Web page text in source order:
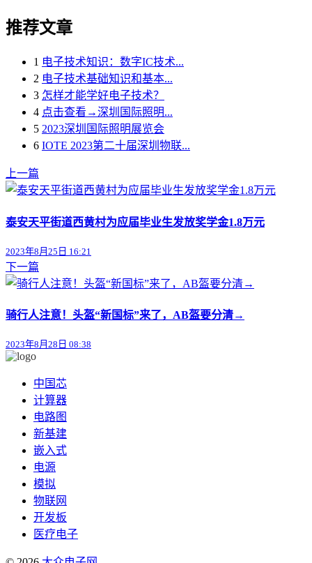
推荐文章
1 电子技术知识：数字IC技术...
2 电子技术基础知识和基本...
3 怎样才能学好电子技术？
4 点击查看→深圳国际照明...
5 2023深圳国际照明展览会
6 IOTE 2023第二十届深圳物联...
上一篇
泰安天平街道西黄村为应届毕业生发放奖学金1.8万元
2023年8月25日 16:21
下一篇
骑行人注意！头盔“新国标”来了，AB盔要分清→
2023年8月28日 08:38
中国芯
计算器
电路图
新基建
嵌入式
电源
模拟
物联网
开发板
医疗电子